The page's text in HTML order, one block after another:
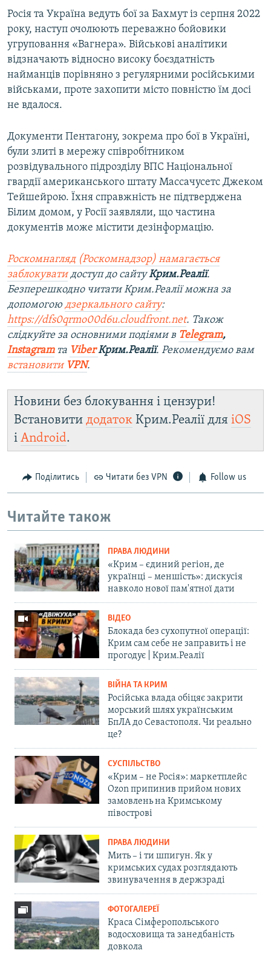
Росія та Україна ведуть бої за Бахмут із серпня 2022
року, наступ очолюють переважно бойовики
угруповання «Вагнера». Військові аналітики
відзначають відносно високу боєздатність
найманців порівняно з регулярними російськими
військами, проте захопити місто повністю їм досі
не вдалося.
Документи Пентагону, зокрема про бої в Україні,
були злиті в мережу співробітником
розвідувального підрозділу ВПС Національної
гвардії американського штату Массачусетс Джеком
Тейшейрою. Їхня справжність не підтверджена
Білим домом, у Росії заявляли, що частина
документів може містити дезінформацію.
Роскомнагляд (Роскомнадзор) намагається
заблокуватидоступ до сайтуКрим.Реалії.
Безперешкодно читати Крим.Реалії можна за
допомогою дзеркального сайту:
https://dfs0qrmo00d6u.cloudfront.net. Також
слідкуйте за основними подіями в Telegram,
Instagramта ViberКрим.Реалії. Рекомендуємо вам
встановити VPN.
Новини без блокування і цензури!
Встановити додаток Крим.Реалії для iOS
і Android.
Поділитись Читати без VPN Follow us
Читайте також
ПРАВА ЛЮДИНИ
«Крим – єдиний регіон, де
українці – меншість»: дискусія
навколо нової пам'ятної дати
ВІДЕО
Блокада без сухопутної операції:
Крим сам себе не заправить і не
прогодує | Крим.Реалії
ВІЙНА ТА КРИМ
Російська влада обіцяє закрити
морський шлях українським
БпЛА до Севастополя. Чи реально
це?
СУСПІЛЬСТВО
«Крим – не Росія»: маркетплейс
Ozon припинив прийом нових
замовлень на Кримському
півострові
ПРАВА ЛЮДИНИ
Мить – і ти шпигун. Як у
кримських судах розглядають
звинувачення в держзраді
ФОТОГАЛЕРЕЇ
Краса Сімферопольського
водосховища та занедбаність
довкола